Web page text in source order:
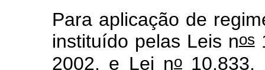
Para aplicação de
instituído pelas Leis nos
2002, e Lei no10.833,